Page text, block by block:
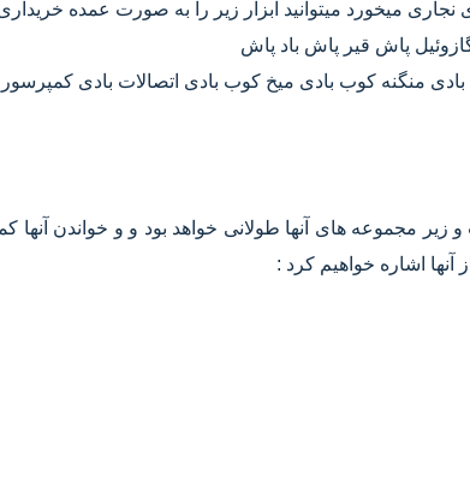
نجاری میخورد میتوانید ابزار زیر را به صورت عمده خریداری
پاش قیر پاش باد پاش
بادی منگنه کوب بادی میخ کوب بادی اتصالات بادی کمپرسور
و زیر مجموعه های آنها طولانی خواهد بود و و خواندن
اشاره خواهیم کرد :